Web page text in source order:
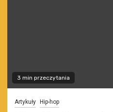
3 min przeczytania
Artykuły Hip-hop